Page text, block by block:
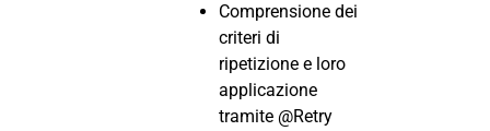
Comprensione dei
criteri di
ripetizione e loro
applicazione
tramite @Retry